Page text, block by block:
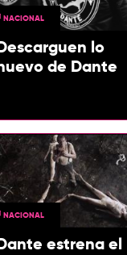
Descarguen lo
de Dante
NACIONAL
Dante estrena el
NACIONAL